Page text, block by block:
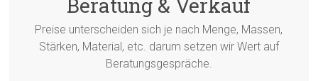
Beratung & Verkauf
Preise unterscheiden sich je nach Menge, Massen,
Stärken, Material, etc. darum setzen wir Wert auf
Beratungsgespräche.